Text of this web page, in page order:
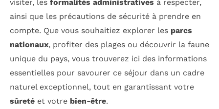
visiter, les formalités administratives à respecter,
ainsi que les précautions de sécurité à prendre en
compte. Que vous souhaitiez explorer les parcs
nationaux, profiter des plages ou découvrir la faune
unique du pays, vous trouverez ici des informations
essentielles pour savourer ce séjour dans un cadre
naturel exceptionnel, tout en garantissant votre
sûreté et votre bien-être.